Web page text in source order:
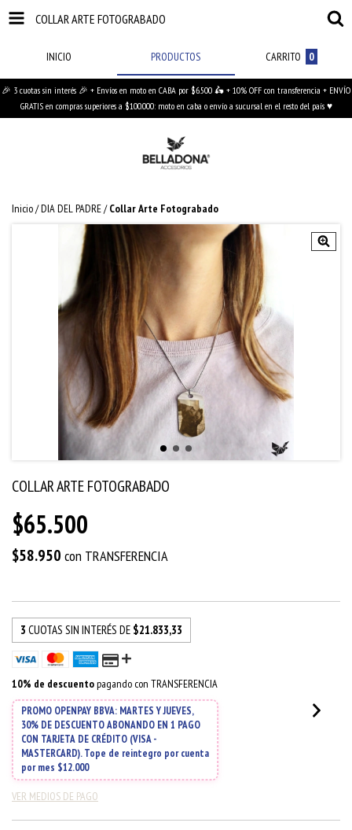
COLLAR ARTE FOTOGRABADO
INICIO PRODUCTOS CARRITO 0
🎉 3 cuotas sin interés 🎉 + Envíos en moto en CABA por $6.500 🛵 + 10% OFF con transferencia + ENVÍO
GRATIS en compras superiores a $100.000: moto en caba o envío a sucursal en el resto del país ♥
Inicio/DIA DEL PADRE/ Collar Arte Fotograbado
COLLAR ARTE FOTOGRABADO
$65.500
$58.950 con TRANSFERENCIA
3 CUOTAS SIN INTERÉS DE $21.833,33
10% de descuentopagando con TRANSFERENCIA
VER MEDIOS DE PAGO